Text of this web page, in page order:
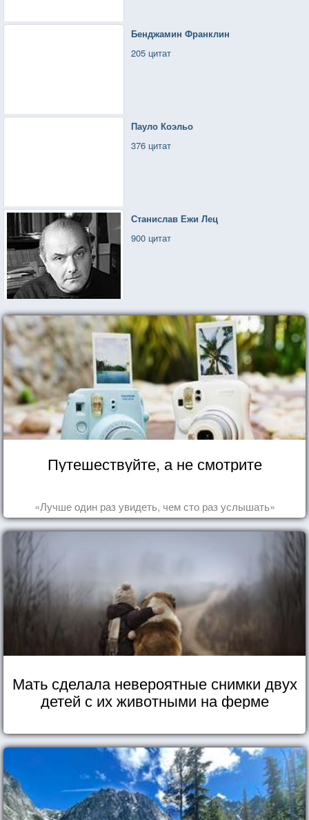
Бенджамин Франклин
205 цитат
Пауло Коэльо
376 цитат
Станислав Ежи Лец
900 цитат
Путешествуйте, а не смотрите
«Лучше один раз увидеть, чем сто раз услышать»
Мать сделала невероятные снимки двух
детей с их животными на ферме